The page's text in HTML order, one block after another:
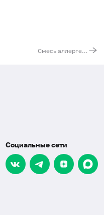
Смесь аллергенов злаковых трав gx2 (ImmunoCAP), IgE: свинорой пальчатый, плевел, тимофеевка луговая, мятлик луговой, сорго, гречка заметная
Социальные сети